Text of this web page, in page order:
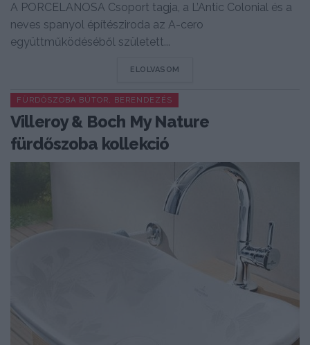
A PORCELANOSA Csoport tagja, a L’Antic Colonial és a
neves spanyol építésziroda az A-cero
együttműködéséből született...
ELOLVASOM
FÜRDŐSZOBA BÚTOR, BERENDEZÉS
Villeroy & Boch My Nature
fürdőszoba kollekció